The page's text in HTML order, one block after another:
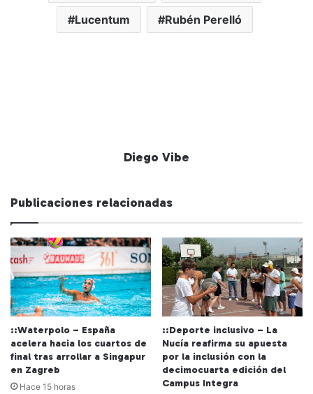
Lucentum Rubén Perelló
Diego Vibe
Publicaciones relacionadas
::Waterpolo – España
acelera hacia los cuartos de
final tras arrollar a Singapur
en Zagreb
Hace 15 horas
::Deporte inclusivo – La
Nucía reafirma su apuesta
por la inclusión con la
decimocuarta edición del
Campus Integra